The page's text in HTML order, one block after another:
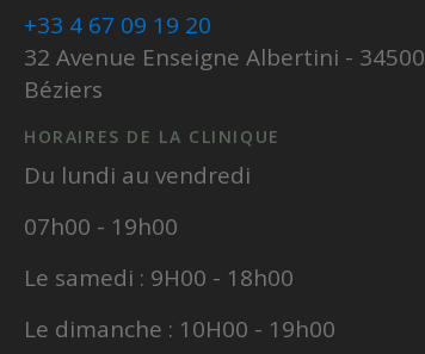
+33 4 67 09 19 20
32 Avenue Enseigne Albertini - 34500
Béziers
HORAIRES DE LA CLINIQUE
Du lundi au vendredi
07h00 - 19h00
Le samedi : 9H00 - 18h00
Le dimanche : 10H00 - 19h00